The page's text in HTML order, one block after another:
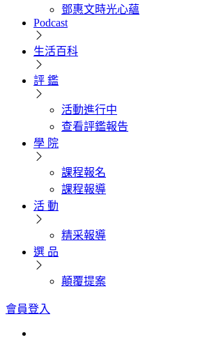
鄧惠文時光心蘊
Podcast
生活百科
評 鑑
活動進行中
查看評鑑報告
學 院
課程報名
課程報導
活 動
精采報導
選 品
顛覆提案
會員登入